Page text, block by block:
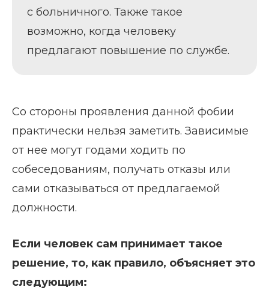
с больничного. Также такое
возможно, когда человеку
предлагают повышение по службе.
Со стороны проявления данной фобии
практически нельзя заметить. Зависимые
от нее могут годами ходить по
собеседованиям, получать отказы или
сами отказываться от предлагаемой
должности.
Если человек сам принимает такое
решение, то, как правило, объясняет это
следующим: